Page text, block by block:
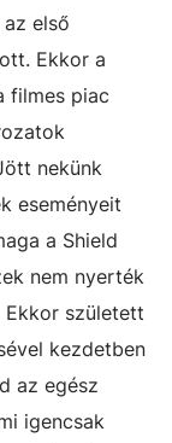
első
Ekkor a
filmes piac
nekünk
eseményeit
a Shield
nem nyerték
született
kezdetben
az egész
igencsak